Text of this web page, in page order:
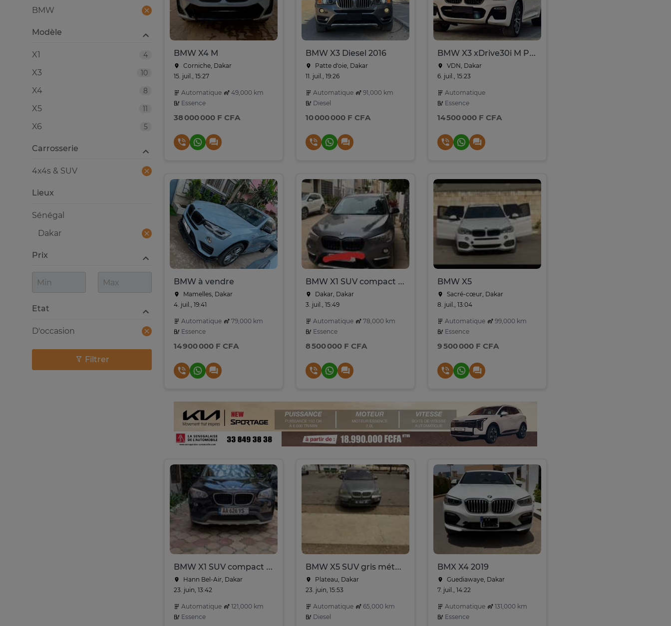
BMW X4 M
Corniche, Dakar
15. juil., 15:27
Automatique
49,000 km
Essence
38 000 000 F CFA
BMW X3 Diesel 2016
Patte d‘oie, Dakar
11. juil., 19:26
Automatique
91,000 km
Diesel
10 000 000 F CFA
BMW X3 xDrive30i M Pack 2019
VDN, Dakar
6. juil., 15:23
Automatique
Essence
14 500 000 F CFA
BMW à vendre
Mamelles, Dakar
4. juil., 19:41
Automatique
79,000 km
Essence
14 900 000 F CFA
BMW X1 SUV compact gris métallisé performant
Dakar, Dakar
3. juil., 15:49
Automatique
78,000 km
Essence
8 500 000 F CFA
BMW X5
Sacré-cœur, Dakar
8. juil., 13:04
Automatique
99,000 km
Essence
9 500 000 F CFA
BMW X1 SUV compact noir performant et élégant
Hann Bel-Air, Dakar
23. juin, 13:42
Automatique
121,000 km
Essence
BMW X5 SUV gris métallisé spacieux et performant
Plateau, Dakar
23. juin, 15:53
Automatique
65,000 km
Diesel
BMX X4 2019
Guediawaye, Dakar
7. juil., 14:22
Automatique
131,000 km
Essence
Lieux
Sénégal
Dakar
Prix
Etat
D'occasion
BMW
Modèle
4
X1
10
X3
8
X4
11
X5
5
X6
Carrosserie
4x4s & SUV
Filtrer